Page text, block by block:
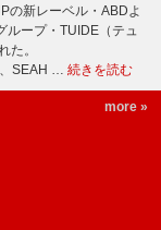
の新レーベル・ABDよ
ループ・TUIDE（テュ
れた。
SEAH … 続きを読む
more »